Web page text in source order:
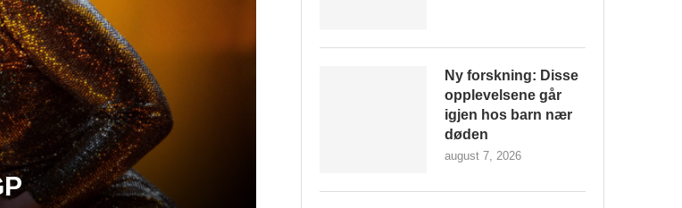
Ny forskning: Disse
opplevelsene går
igjen hos barn nær
døden
august 7, 2026